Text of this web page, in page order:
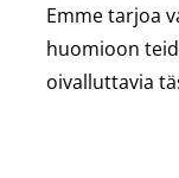
Emme tarjoa
huomioon
oivalluttavia